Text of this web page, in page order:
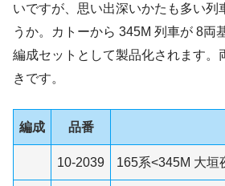
いですが、思い出深いかたも多い列
うか。カトーから 345M 列車が 8両
編成セットとして製品化されます。
きです。
編成 品番
10-2039 165系<345M 大垣